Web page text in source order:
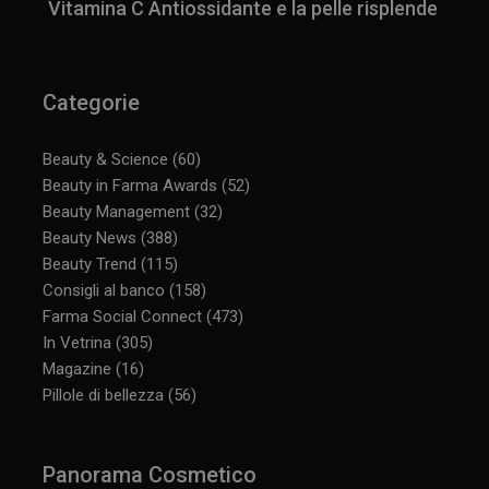
Vitamina C Antiossidante e la pelle risplende
Categorie
Beauty & Science (60)
Beauty in Farma Awards (52)
Beauty Management (32)
Beauty News (388)
Beauty Trend (115)
Consigli al banco (158)
Farma Social Connect (473)
In Vetrina (305)
Magazine (16)
Pillole di bellezza (56)
Panorama Cosmetico